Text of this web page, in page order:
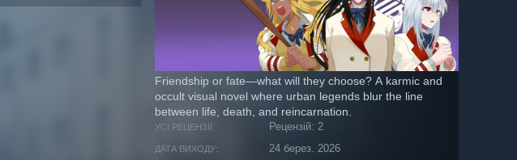
Friendship or fate—what will they choose? A karmic and
occult visual novel where urban legends blur the line
between life, death, and reincarnation.
УСІ РЕЦЕНЗІЇ: Рецензій: 2
ДАТА ВИХОДУ: 24 берез. 2026